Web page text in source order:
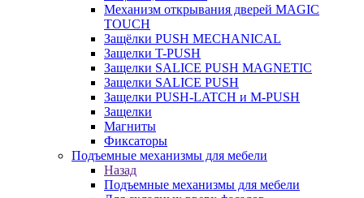
Механизм открывания дверей MAGIC
TOUCH
Защёлки PUSH MECHANICAL
Защелки T-PUSH
Защелки SALICE PUSH MAGNETIC
Защелки SALICE PUSH
Защелки PUSH-LATCH и M-PUSH
Защелки
Магниты
Фиксаторы
Подъемные механизмы для мебели
Назад
Подъемные механизмы для мебели